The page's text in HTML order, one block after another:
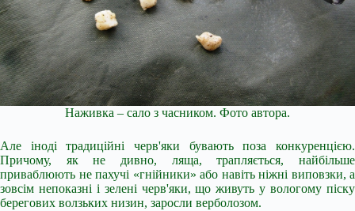
Наживка – сало з часником. Фото автора.
Але іноді традиційні черв'яки бувають поза конкуренцією.
Причому, як не дивно, ляща, трапляється, найбільше
приваблюють не пахучі «гнійники» або навіть ніжні виповзки, а
зовсім непоказні і зелені черв'яки, що живуть у вологому піску
берегових волзьких низин, заросли верболозом.